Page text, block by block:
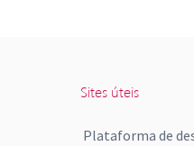
Sites úteis
Plataforma de